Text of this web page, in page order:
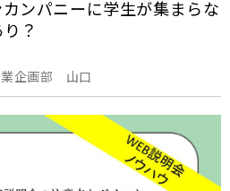
ンパニーに学生が集まらな
？
企画部 山口